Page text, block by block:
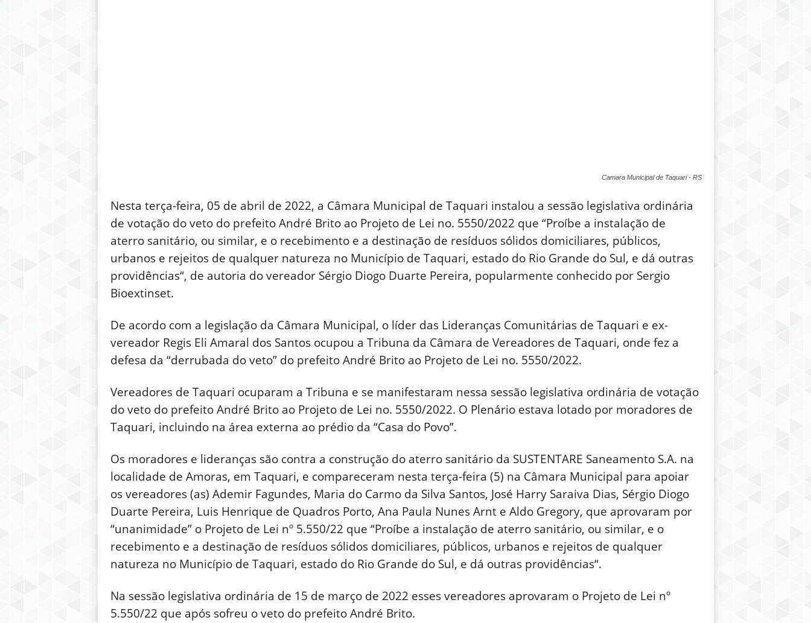
Camara Municipal de Taquari - RS
Nesta terça-feira, 05 de abril de 2022, a Câmara Municipal de Taquari instalou a sessão legislativa ordinária
de votação do veto do prefeito André Brito ao Projeto de Lei no. 5550/2022 que “Proíbe a instalação de
aterro sanitário, ou similar, e o recebimento e a destinação de resíduos sólidos domiciliares, públicos,
urbanos e rejeitos de qualquer natureza no Município de Taquari, estado do Rio Grande do Sul, e dá outras
providências“, de autoria do vereador Sérgio Diogo Duarte Pereira, popularmente conhecido por Sergio
Bioextinset.
De acordo com a legislação da Câmara Municipal, o líder das Lideranças Comunitárias de Taquari e ex-
vereador Regis Eli Amaral dos Santos ocupou a Tribuna da Câmara de Vereadores de Taquari, onde fez a
defesa da “derrubada do veto” do prefeito André Brito ao Projeto de Lei no. 5550/2022.
Vereadores de Taquari ocuparam a Tribuna e se manifestaram nessa sessão legislativa ordinária de votação
do veto do prefeito André Brito ao Projeto de Lei no. 5550/2022. O Plenário estava lotado por moradores de
Taquari, incluindo na área externa ao prédio da “Casa do Povo”.
Os moradores e lideranças são contra a construção do aterro sanitário da SUSTENTARE Saneamento S.A. na
localidade de Amoras, em Taquari, e compareceram nesta terça-feira (5) na Câmara Municipal para apoiar
os vereadores (as) Ademir Fagundes, Maria do Carmo da Silva Santos, José Harry Saraiva Dias, Sérgio Diogo
Duarte Pereira, Luis Henrique de Quadros Porto, Ana Paula Nunes Arnt e Aldo Gregory, que aprovaram por
“unanimidade” o Projeto de Lei nº 5.550/22 que “Proíbe a instalação de aterro sanitário, ou similar, e o
recebimento e a destinação de resíduos sólidos domiciliares, públicos, urbanos e rejeitos de qualquer
natureza no Município de Taquari, estado do Rio Grande do Sul, e dá outras providências“.
Na sessão legislativa ordinária de 15 de março de 2022 esses vereadores aprovaram o Projeto de Lei nº
5.550/22 que após sofreu o veto do prefeito André Brito.